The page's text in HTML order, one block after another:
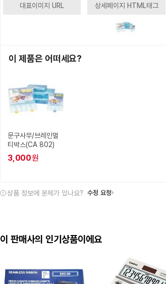
대표이미지 URL 상세페이지 HTML태그
이 제품은 어떠세요?
문구사무/브레인멀
티박스(CA 802)
3,000원
상품 정보에 문제가 있나요? 수정 요청
이 판매사의 인기상품이에요